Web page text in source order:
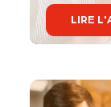
LIRE